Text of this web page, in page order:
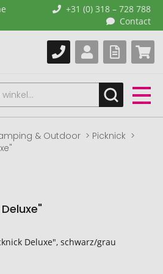
+31 (0) 318 – 728 788
Contact
& Outdoor
Picknick